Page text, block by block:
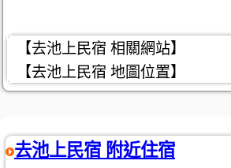
【去池上民宿 相關網站】
【去池上民宿 地圖位置】
去池上民宿 附近住宿